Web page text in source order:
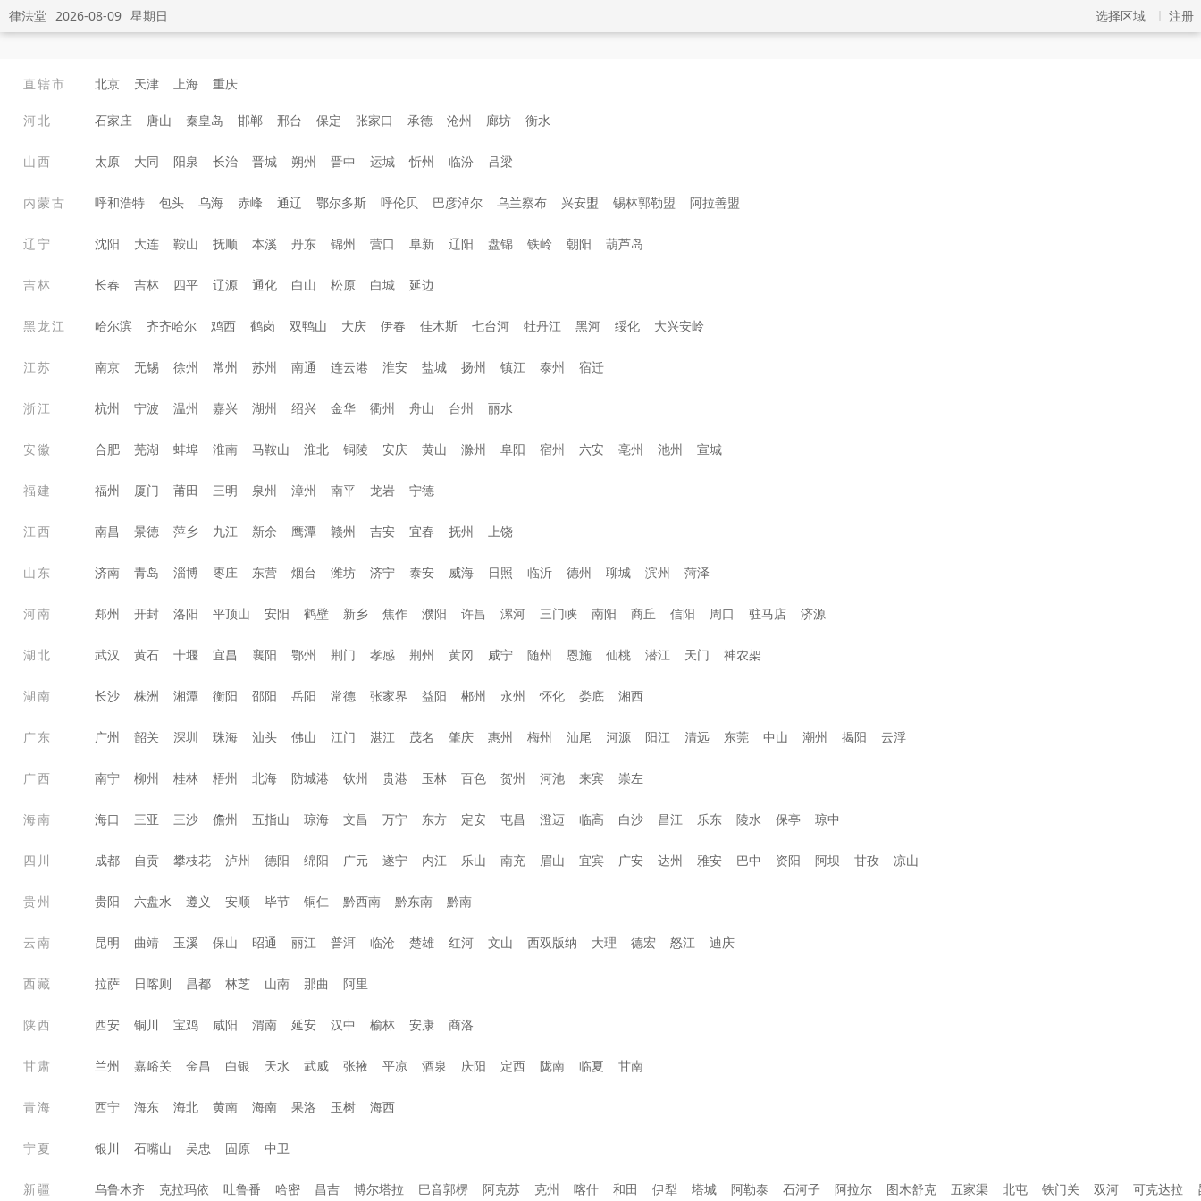
律法堂 2026-08-09 星期日 选择区域 注册
直辖市 北京 天津 上海 重庆
河北 石家庄 唐山 秦皇岛 邯郸 邢台 保定 张家口 承德 沧州 廊坊 衡水
山西 太原 大同 阳泉 长治 晋城 朔州 晋中 运城 忻州 临汾 吕梁
内蒙古 呼和浩特 包头 乌海 赤峰 通辽 鄂尔多斯 呼伦贝 巴彦淖尔 乌兰察布 兴安盟 锡林郭勒盟 阿拉善盟
辽宁 沈阳 大连 鞍山 抚顺 本溪 丹东 锦州 营口 阜新 辽阳 盘锦 铁岭 朝阳 葫芦岛
吉林 长春 吉林 四平 辽源 通化 白山 松原 白城 延边
黑龙江 哈尔滨 齐齐哈尔 鸡西 鹤岗 双鸭山 大庆 伊春 佳木斯 七台河 牡丹江 黑河 绥化 大兴安岭
江苏 南京 无锡 徐州 常州 苏州 南通 连云港 淮安 盐城 扬州 镇江 泰州 宿迁
浙江 杭州 宁波 温州 嘉兴 湖州 绍兴 金华 衢州 舟山 台州 丽水
安徽 合肥 芜湖 蚌埠 淮南 马鞍山 淮北 铜陵 安庆 黄山 滁州 阜阳 宿州 六安 亳州 池州 宣城
福建 福州 厦门 莆田 三明 泉州 漳州 南平 龙岩 宁德
江西 南昌 景德 萍乡 九江 新余 鹰潭 赣州 吉安 宜春 抚州 上饶
山东 济南 青岛 淄博 枣庄 东营 烟台 潍坊 济宁 泰安 威海 日照 临沂 德州 聊城 滨州 菏泽
河南 郑州 开封 洛阳 平顶山 安阳 鹤壁 新乡 焦作 濮阳 许昌 漯河 三门峡 南阳 商丘 信阳 周口 驻马店 济源
湖北 武汉 黄石 十堰 宜昌 襄阳 鄂州 荆门 孝感 荆州 黄冈 咸宁 随州 恩施 仙桃 潜江 天门 神农架
湖南 长沙 株洲 湘潭 衡阳 邵阳 岳阳 常德 张家界 益阳 郴州 永州 怀化 娄底 湘西
广东 广州 韶关 深圳 珠海 汕头 佛山 江门 湛江 茂名 肇庆 惠州 梅州 汕尾 河源 阳江 清远 东莞 中山 潮州 揭阳 云浮
广西 南宁 柳州 桂林 梧州 北海 防城港 钦州 贵港 玉林 百色 贺州 河池 来宾 崇左
海南 海口 三亚 三沙 儋州 五指山 琼海 文昌 万宁 东方 定安 屯昌 澄迈 临高 白沙 昌江 乐东 陵水 保亭 琼中
四川 成都 自贡 攀枝花 泸州 德阳 绵阳 广元 遂宁 内江 乐山 南充 眉山 宜宾 广安 达州 雅安 巴中 资阳 阿坝 甘孜 凉山
贵州 贵阳 六盘水 遵义 安顺 毕节 铜仁 黔西南 黔东南 黔南
云南 昆明 曲靖 玉溪 保山 昭通 丽江 普洱 临沧 楚雄 红河 文山 西双版纳 大理 德宏 怒江 迪庆
西藏 拉萨 日喀则 昌都 林芝 山南 那曲 阿里
陕西 西安 铜川 宝鸡 咸阳 渭南 延安 汉中 榆林 安康 商洛
甘肃 兰州 嘉峪关 金昌 白银 天水 武威 张掖 平凉 酒泉 庆阳 定西 陇南 临夏 甘南
青海 西宁 海东 海北 黄南 海南 果洛 玉树 海西
宁夏 银川 石嘴山 吴忠 固原 中卫
新疆 乌鲁木齐 克拉玛依 吐鲁番 哈密 昌吉 博尔塔拉 巴音郭楞 阿克苏 克州 喀什 和田 伊犁 塔城 阿勒泰 石河子 阿拉尔 图木舒克 五家渠 北屯 铁门关 双河 可克达拉